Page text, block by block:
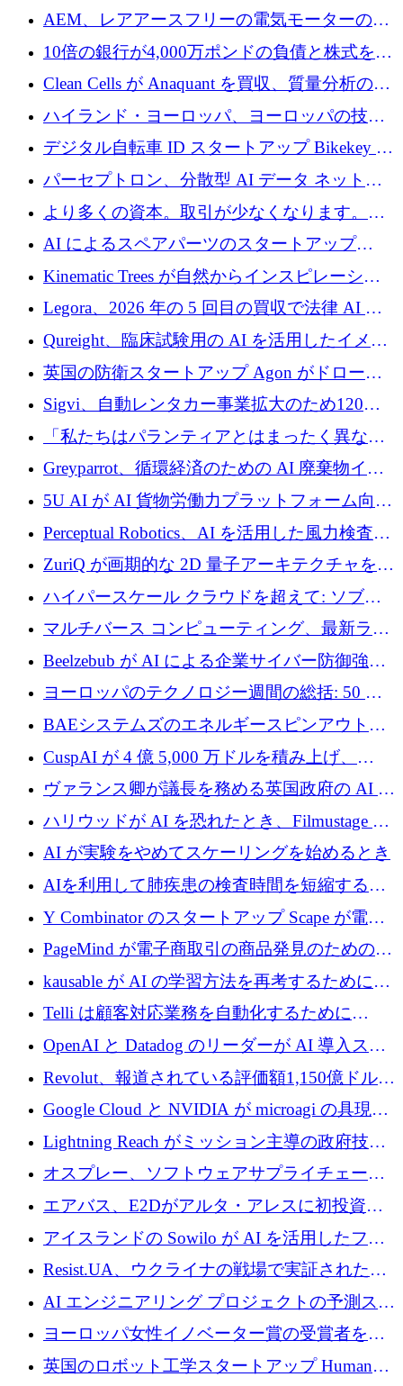
ルを獲得し、企業運営向けにエージェント AI
を拡張
AEM、レアアースフリーの電気モーターの革
新を加速するために1,600万ポンドを確保
10倍の銀行が4,000万ポンドの負債と株式を調
達
Clean Cells が Anaquant を買収、質量分析の専
門知識によるバイオ医薬品の品質管理を拡大
ハイランド・ヨーロッパ、ヨーロッパの技術
規模拡大を支援するために11億ユーロのファ
ンドVIを閉鎖
デジタル自転車 ID スタートアップ Bikekey が
TÖNNJES への投資を確保
パーセプトロン、分散型 AI データ ネットワ
ークの構築に 650 万ドルを調達
より多くの資本。取引が少なくなります。
2026 年上半期がヨーロッパのテクノロジーに
ついて語ること
AI によるスペアパーツのスタートアップ
Intropy が 1,100 万ドルを調達
Kinematic Trees が自然からインスピレーショ
ンを得たロボット ソフトウェアを拡張するた
めに 58 万 5,000 ポンドを調達
Legora、2026 年の 5 回目の買収で法律 AI ス
タートアップ Wexler を買収
Qureight、臨床試験用の AI を活用したイメー
ジング プラットフォームを拡張するためにシ
リーズ B で 2,000 万ドルを確保
英国の防衛スタートアップ Agon がドローン
攻撃に対抗する仮想戦場を構築、3,000 万ドル
を調達
Sigvi、自動レンタカー事業拡大のため120万
ユーロを調達
「私たちはパランティアとはまったく異なる
会社です」とフランス人の「控えめな」後任
者は言う
Greyparrot、循環経済のための AI 廃棄物イン
テリジェンスを拡張するためにシリーズ B で
2,700 万ドルを確保
5U AI が AI 貨物労働力プラットフォーム向け
に 320 万ドルのプレシードを獲得
Perceptual Robotics、AI を活用した風力検査の
規模拡大に向けて 400 万ポンド以上を確保
ZuriQ が画期的な 2D 量子アーキテクチャを拡
張するために 2,550 万ドルを調達
ハイパースケール クラウドを超えて: ソブリ
ン コンピューティングに対する DFINITY の
ビジョン
マルチバース コンピューティング、最新ラウ
ンドで最大 5 億 7,000 万ドルを目標
Beelzebub が AI による企業サイバー防御強化
のために 300 万ユーロを調達
ヨーロッパのテクノロジー週間の総括: 50 以
上の取引に 10 億ユーロ以上を投資
BAEシステムズのエネルギースピンアウト原
子力タービンが1500万ポンドの資金調達でス
テルスから浮上
CuspAI が 4 億 5,000 万ドルを積み上げ、
Resist.UA が 5,000 万ユーロの基金を立ち上
げ、DSIT が廃止される
ヴァランス卿が議長を務める英国政府の AI タ
スクフォースが発足
ハリウッドが AI を恐れたとき、Filmustage は
代わりにプリプロダクションに賭けました
AI が実験をやめてスケーリングを始めるとき
AIを利用して肺疾患の検査時間を短縮する英
国のヘルステック挑戦者が1900万ドルを獲得
Y Combinator のスタートアップ Scape が電子
メールを再考するために 320 万ドルを調達し
てステルスから浮上
PageMind が電子商取引の商品発見のための
AI を拡張するために 120 万ユーロを調達
kausable が AI の学習方法を再考するために
1,200 万ユーロを調達
Telli は顧客対応業務を自動化するために
1,500 万ドルのシードを確保
OpenAI と Datadog のリーダーが AI 導入スタ
ートアップ Arrakis を支援
Revolut、報道されている評価額1,150億ドルで
の新たな二次株式売却を確認
Google Cloud と NVIDIA が microagi の具現化
された AI の野望を推進
Lightning Reach がミッション主導の政府技術
グループとしてポートフォリオを拡大し ETG
に買収
オスプレー、ソフトウェアサプライチェーン
攻撃を阻止するために265万ドルを確保
エアバス、E2Dがアルタ・アレスに初投資、
欧州防衛技術ファンドに5億ユーロを拠出
アイスランドの Sowilo が AI を活用したファ
ッション製品インテリジェンス プラットフォ
ームを拡大するためにプレシードを調達
Resist.UA、ウクライナの戦場で実証された防
衛技術を拡大するために5,000万ユーロの欧州
基金を立ち上げる
AI エンジニアリング プロジェクトの予測スタ
ートアップ Cascade が a16z アクセラレータか
らの支援を獲得
ヨーロッパ女性イノベーター賞の受賞者を紹
介します
英国のロボット工学スタートアップ Humanoid